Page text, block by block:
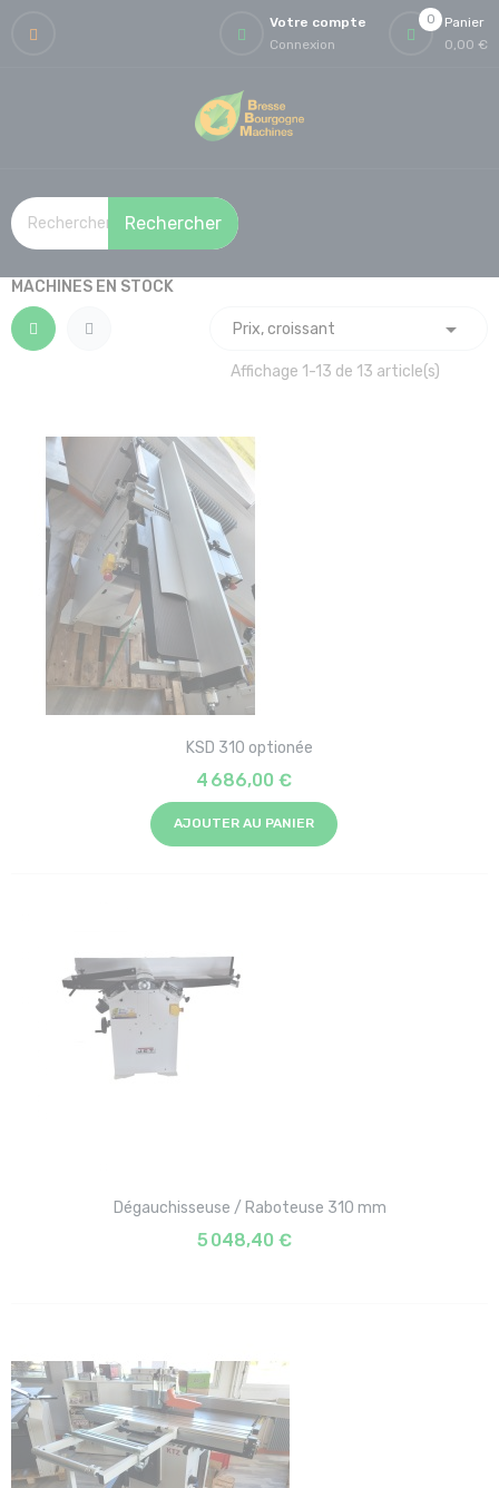
0
Panier
0,00 €
Votre compte
Connexion
Rechercher
MACHINES EN STOCK
Prix, croissant 
Affichage 1-13 de 13 article(s)
KSD 310 optionée
4 686,00 €
AJOUTER AU PANIER
Dégauchisseuse / Raboteuse 310 mm
5 048,40 €